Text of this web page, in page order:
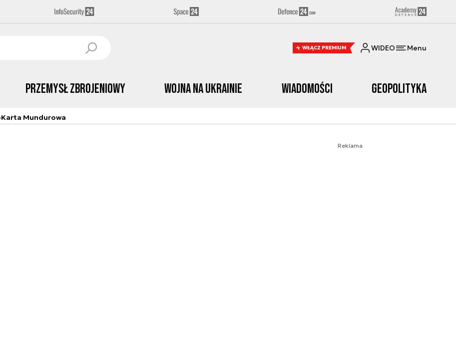
WŁĄCZ PREMIUM WIDEO Menu
Przemysł Zbrojeniowy Wojna na Ukrainie Wiadomości Geopolityka
Karta Mundurowa
Reklama